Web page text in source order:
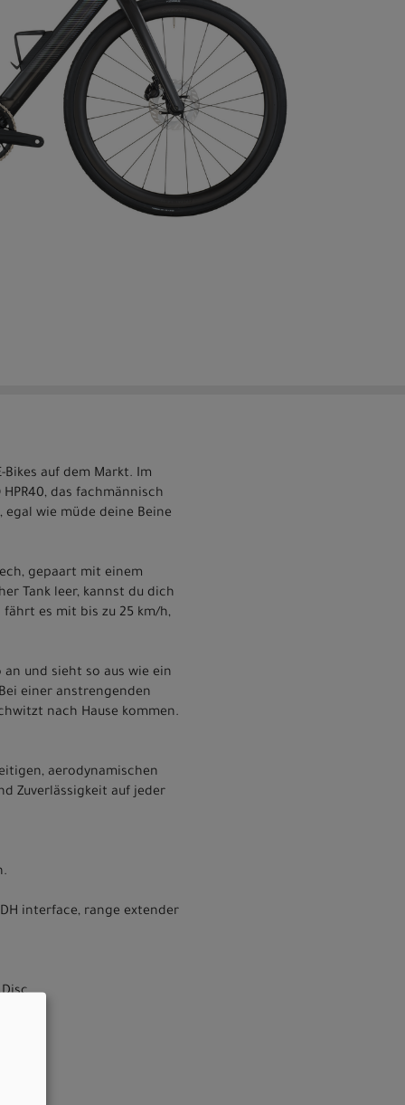
auf dem Markt. Im
das fachmännisch
wie müde deine Beine
gepaart mit einem
Tank leer, kannst du dich
es mit bis zu 25 km/h,
und sieht so aus wie ein
einer anstrengenden
nach Hause kommen.
aerodynamischen
Zuverlässigkeit auf jeder
interface, range extender